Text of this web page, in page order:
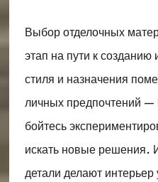
Выбор отделочных
этап на пути к
стиля и назначения
личных предпочтений
бойтесь
искать новые решения.
детали делают